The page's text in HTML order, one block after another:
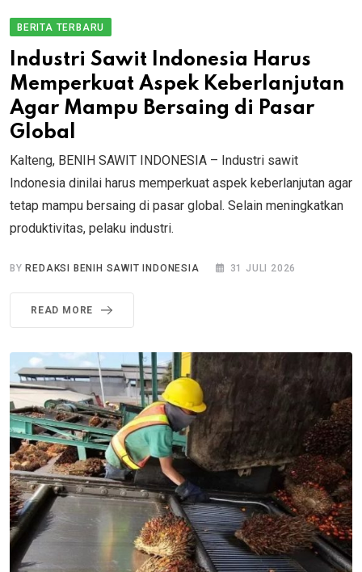
BERITA TERBARU
Industri Sawit Indonesia Harus
Memperkuat Aspek Keberlanjutan
Agar Mampu Bersaing di Pasar
Global
Kalteng, BENIH SAWIT INDONESIA – Industri sawit
Indonesia dinilai harus memperkuat aspek keberlanjutan agar
tetap mampu bersaing di pasar global. Selain meningkatkan
produktivitas, pelaku industri.
BY REDAKSI BENIH SAWIT INDONESIA 31 JULI 2026
READ MORE